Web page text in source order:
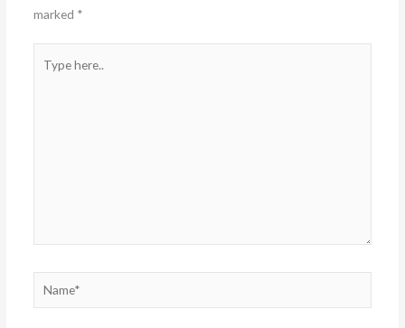
marked *
here..
Name*